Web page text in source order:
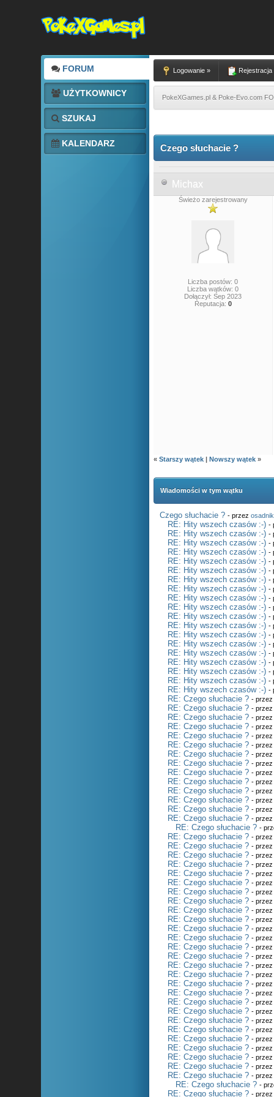
FORUM
UŻYTKOWNICY
SZUKAJ
KALENDARZ
Logowanie » Rejestracja
PokeXGames.pl & Poke-Evo.com
7 głosów - średnia: 3.43
1
2
3
4
5
Czego słuchacie ?
Michax
Świeżo zarejestrowany
Liczba postów: 0
Liczba wątków: 0
Dołączył: Sep 2023
Reputacja: 0
«Starszy wątek |Nowszy wątek »
Wiadomości w tym wątku
Czego słuchacie ? - przezosadnik
RE: Hity wszech czasów :-) -
RE: Hity wszech czasów :-) -
RE: Hity wszech czasów :-) -
RE: Hity wszech czasów :-) -
RE: Hity wszech czasów :-) -
RE: Hity wszech czasów :-) -
RE: Hity wszech czasów :-) -
RE: Hity wszech czasów :-) -
RE: Hity wszech czasów :-) -
RE: Hity wszech czasów :-) -
RE: Hity wszech czasów :-) -
RE: Hity wszech czasów :-) -
RE: Hity wszech czasów :-) -
RE: Hity wszech czasów :-) -
RE: Hity wszech czasów :-) -
RE: Hity wszech czasów :-) -
RE: Hity wszech czasów :-) -
RE: Hity wszech czasów :-) -
RE: Hity wszech czasów :-) -
RE: Czego słuchacie ? -
RE: Czego słuchacie ? - przez
RE: Czego słuchacie ? -
RE: Czego słuchacie ? -
RE: Czego słuchacie ? -
RE: Czego słuchacie ? - przez
RE: Czego słuchacie ? -
RE: Czego słuchacie ? - przez
RE: Czego słuchacie ? -
RE: Czego słuchacie ? -
RE: Czego słuchacie ? - przez
RE: Czego słuchacie ? -
RE: Czego słuchacie ? - przez
RE: Czego słuchacie ? -
RE: Czego słuchacie ? -
RE: Czego słuchacie ? -
RE: Czego słuchacie ? - przez
RE: Czego słuchacie ? -
RE: Czego słuchacie ? -
RE: Czego słuchacie ? -
RE: Czego słuchacie ? - przez
RE: Czego słuchacie ? -
RE: Czego słuchacie ? - przez
RE: Czego słuchacie ? - przez
RE: Czego słuchacie ? -
RE: Czego słuchacie ? -
RE: Czego słuchacie ? -
RE: Czego słuchacie ? -
RE: Czego słuchacie ? -
RE: Czego słuchacie ? -
RE: Czego słuchacie ? - przez
RE: Czego słuchacie ? - przez
RE: Czego słuchacie ? -
RE: Czego słuchacie ? -
RE: Czego słuchacie ? - przez
RE: Czego słuchacie ? -
RE: Czego słuchacie ? -
RE: Czego słuchacie ? -
RE: Czego słuchacie ? -
RE: Czego słuchacie ? -
RE: Czego słuchacie ? - przez
RE: Czego słuchacie ? -
RE: Czego słuchacie ? -
RE: Czego słuchacie ? -